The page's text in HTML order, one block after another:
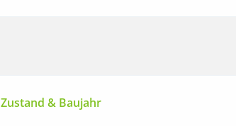
Zustand & Baujahr